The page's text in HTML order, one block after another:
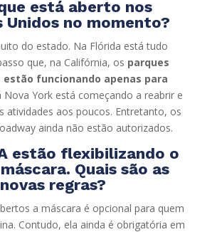
está aberto nos
Unidos no momento?
do estado. Na Flórida está tudo
que, na Califórnia, os parques
funcionando apenas para
Nova York está começando a reabrir e
atividades aos poucos. Entretanto, os
ainda não estão autorizados.
estão flexibilizando o
Quais são as
novas regras?
a máscara é opcional para quem
Contudo, ela ainda é obrigatória em